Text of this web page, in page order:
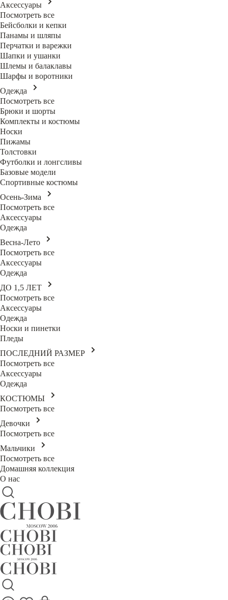
Аксессуары
Посмотреть все
Бейсболки и кепки
Панамы и шляпы
Перчатки и варежки
Шапки и ушанки
Шлемы и балаклавы
Шарфы и воротники
Одежда
Посмотреть все
Брюки и шорты
Комплекты и костюмы
Носки
Пижамы
Толстовки
Футболки и лонгсливы
Базовые модели
Спортивные костюмы
Осень-Зима
Посмотреть все
Аксессуары
Одежда
Весна-Лето
Посмотреть все
Аксессуары
Одежда
ДО 1,5 ЛЕТ
Посмотреть все
Аксессуары
Одежда
Носки и пинетки
Пледы
ПОСЛЕДНИЙ РАЗМЕР
Посмотреть все
Аксессуары
Одежда
КОСТЮМЫ
Посмотреть все
Девочки
Посмотреть все
Мальчики
Посмотреть все
Домашняя коллекция
О нас